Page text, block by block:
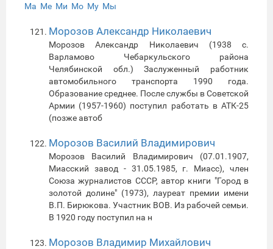
Ма Ме Ми Мо Му Мы
Морозов Александр Николаевич
Морозов Александр Николаевич (1938 с.
Варламово Чебаркульского района
Челябинской обл.) Заслуженный работник
автомобильного транспорта 1990 года.
Образование среднее. После службы в Советской
Армии (1957-1960) поступил работать в АТК-25
(позже автоб
Морозов Василий Владимирович
Морозов Василий Владимирович (07.01.1907,
Миасский завод - 31.05.1985, г. Миасс), член
Союза журналистов СССР, автор книги "Город в
золотой долине" (1973), лауреат премии имени
В.П. Бирюкова. Участник ВОВ. Из рабочей семьи.
В 1920 году поступил на н
Морозов Владимир Михайлович